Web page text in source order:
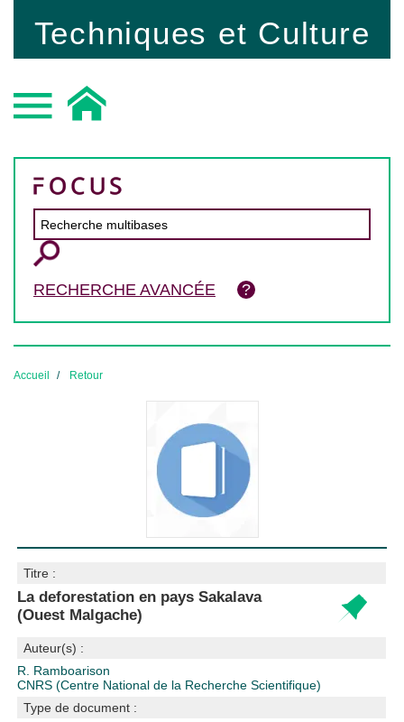
Techniques et Culture
RECHERCHE AVANCÉE
Accueil Retour
Titre :
La deforestation en pays Sakalava
(Ouest Malgache)
Auteur(s) :
R. Ramboarison
CNRS (Centre National de la Recherche Scientifique)
Type de document :